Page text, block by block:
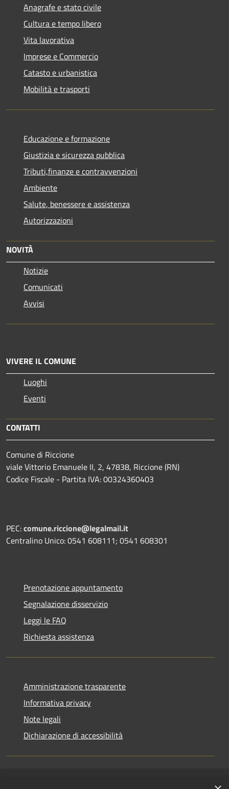
Anagrafe e stato civile
Cultura e tempo libero
Vita lavorativa
Imprese e Commercio
Catasto e urbanistica
Mobilità e trasporti
Educazione e formazione
Giustizia e sicurezza pubblica
Tributi,finanze e contravvenzioni
Ambiente
Salute, benessere e assistenza
Autorizzazioni
NOVITÀ
Notizie
Comunicati
Avvisi
VIVERE IL COMUNE
Luoghi
Eventi
CONTATTI
Comune di Riccione
viale Vittorio Emanuele II, 2, 47838, Riccione (RN)
Codice Fiscale - Partita IVA: 00324360403
PEC:comune.riccione@legalmail.it
Centralino Unico: 0541 608111; 0541 608301
Prenotazione appuntamento
Segnalazione disservizio
Leggi le FAQ
Richiesta assistenza
Amministrazione trasparente
Informativa privacy
Note legali
Dichiarazione di accessibilità
Copyright © 2026 • Comune di